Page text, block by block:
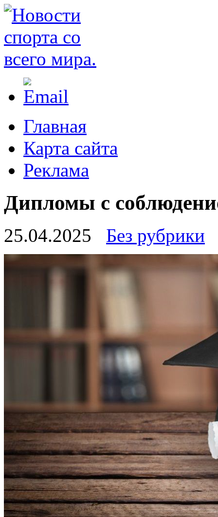
Главная
Карта сайта
Реклама
Дипломы с
25.04.2025 Без рубрики